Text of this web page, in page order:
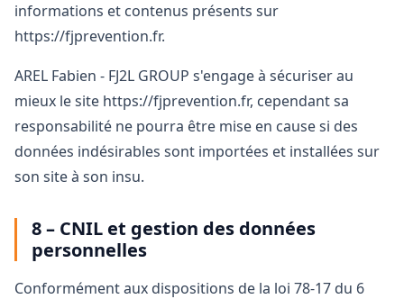
informations et contenus présents sur
https://fjprevention.fr.
AREL Fabien - FJ2L GROUP s'engage à sécuriser au
mieux le site https://fjprevention.fr, cependant sa
responsabilité ne pourra être mise en cause si des
données indésirables sont importées et installées sur
son site à son insu.
8 – CNIL et gestion des données
personnelles
Conformément aux dispositions de la loi 78-17 du 6